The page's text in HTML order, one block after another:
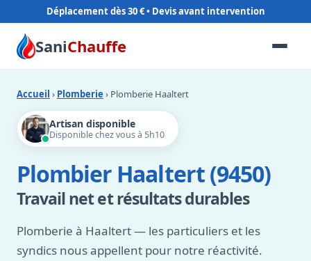
Déplacement dès 30 €
SaniChauffe
Accueil › Plomberie › Plomberie Haaltert
Artisan disponible
Disponible chez vous à 5h10
Plombier Haaltert (9450)
Travail net et résultats durables
Plomberie à Haaltert — les particuliers et les
syndics nous appellent pour notre réactivité.